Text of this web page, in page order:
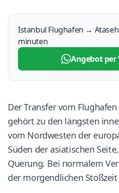
Istanbul Flughafen →
minuten
Angebot per
Der Transfer vom
gehört zu den längsten
vom Nordwesten der
Süden der asiatischen
Querung. Bei normalem
der morgendlichen